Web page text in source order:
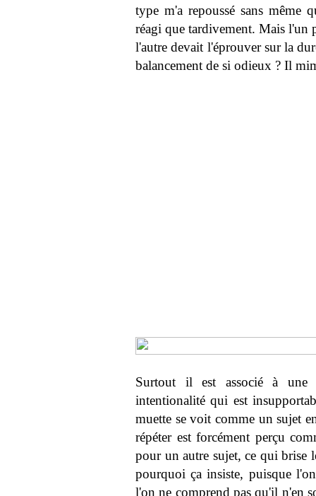
type m'a repoussé sans même
réagi que tardivement. Mais l'un
l'autre devait l'éprouver sur la
balancement de si odieux ? Il
Surtout il est associé à une
intentionalité qui est
muette se voit comme un sujet
répéter est forcément perçu
pour un autre sujet, ce qui brise
pourquoi ça insiste, puisque
l'on ne comprend pas qu'il n'en